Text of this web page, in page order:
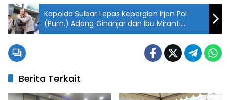
Kapolda Sulbar Lepas Kepergian Irjen Pol
(Purn.) Adang Ginanjar dan Ibu Miranti
dengan Penghormatan Terakhir
Berita Terkait